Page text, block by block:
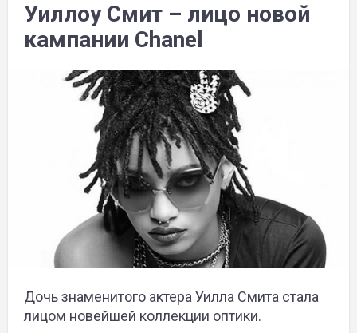
Уиллоу Смит – лицо новой
кампании Chanel
Дочь знаменитого актера Уилла Смита стала
лицом новейшей коллекции оптики.